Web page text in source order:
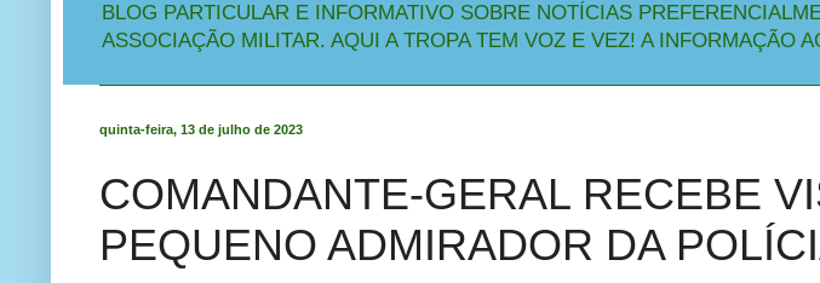
BLOG PARTICULAR E INFORMATIVO SOBRE NOTÍCIAS
ASSOCIAÇÃO MILITAR. AQUI A TROPA TEM VOZ E VEZ! A INFORMAÇÃO
quinta-feira, 13 de julho de 2023
COMANDANTE-GERAL RECEBE
PEQUENO ADMIRADOR DA